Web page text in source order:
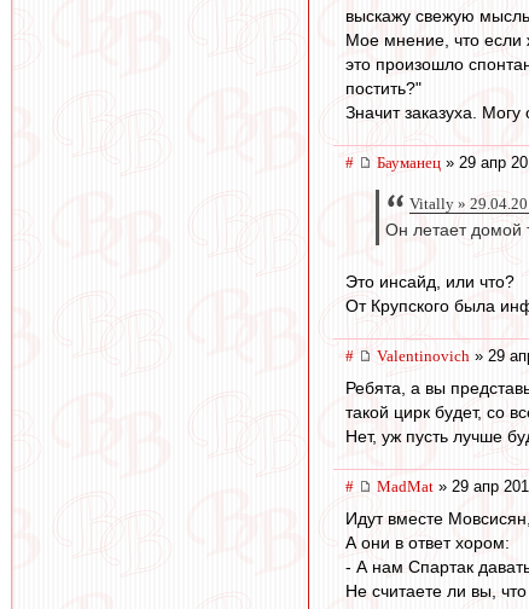
выскажу свежую
Мое мнение, что если
это произошло
постить?"
Значит заказуха. Могу
# Бауманец » 29 апр
Vitally »
Он летает домой
Это инсайд, или что?
От Крупского была
# Valentinovich » 29
Ребята, а вы
такой цирк будет, со
Нет, уж пусть лучше
# MadMat » 29 апр
Идут вместе
А они в ответ хором:
- А нам Спартак
Не считаете ли вы,